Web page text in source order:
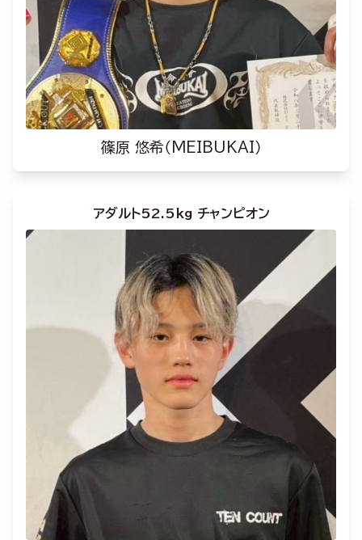
篠原 悠希（MEIBUKAI）
アダルト52.5kg チャンピオン